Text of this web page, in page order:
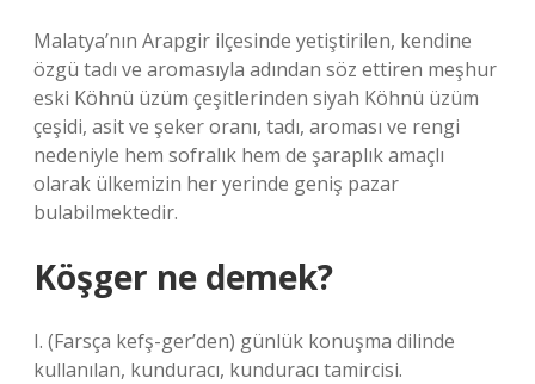
Malatya’nın Arapgir ilçesinde yetiştirilen, kendine
özgü tadı ve aromasıyla adından söz ettiren meşhur
eski Köhnü üzüm çeşitlerinden siyah Köhnü üzüm
çeşidi, asit ve şeker oranı, tadı, aroması ve rengi
nedeniyle hem sofralık hem de şaraplık amaçlı
olarak ülkemizin her yerinde geniş pazar
bulabilmektedir.
Köşger ne demek?
I. (Farsça kefş-ger’den) günlük konuşma dilinde
kullanılan, kunduracı, kunduracı tamircisi.